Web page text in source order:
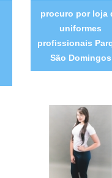
procuro por loja
uniformes
profissionais
São Domingos